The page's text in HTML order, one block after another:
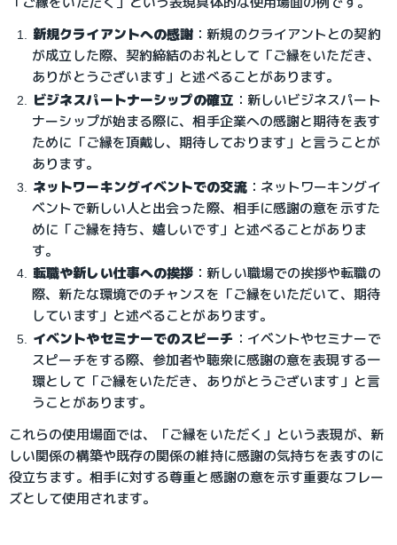
新規クライアントへの感謝 ： 新規のクライアントとの契約
が成立した際、契約締結のお礼として「ご縁をいただき、
ありがとうございます」と述べることがあります。
ビジネスパートナーシップの確立 ： 新しいビジネスパート
ナーシップが始まる際に、相手企業への感謝と期待を表す
ために「ご縁を頂戴し、期待しております」と言うことが
あります。
ネットワーキングイベントでの交流： ネットワーキングイ
ベントで新しい人と出会った際、相手に感謝の意を示すた
めに「ご縁を持ち、嬉しいです」と述べることがありま
す。
転職や新しい仕事への挨拶 ： 新しい職場での挨拶や転職の
際、新たな環境でのチャンスを「ご縁をいただいて、期待
しています」と述べることがあります。
イベントやセミナーでのスピーチ ：イベントやセミナーで
スピーチをする際、参加者や聴衆に感謝の意を表現する一
環として「ご縁をいただき、ありがとうございます」と言
うことがあります。
これらの使用場面では、「ご縁をいただく」という表現が、新
しい関係の構築や既存の関係の維持に感謝の気持ちを表すのに
役立ちます。相手に対する尊重と感謝の意を示す重要なフレー
ズとして使用されます。